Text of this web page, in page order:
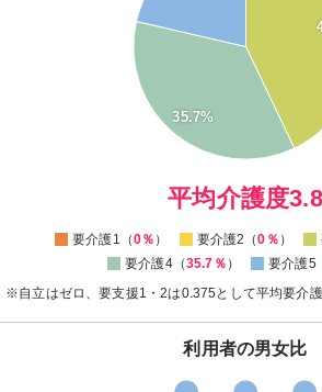
35.7%
0
平均介護度3.8
要介護1（0％ ） 要介護2（0％ ）
要介護4（35.7％ ） 要介護5
※自立はゼロ、要支援1・2は0.375として平均要介
利用者の男女比